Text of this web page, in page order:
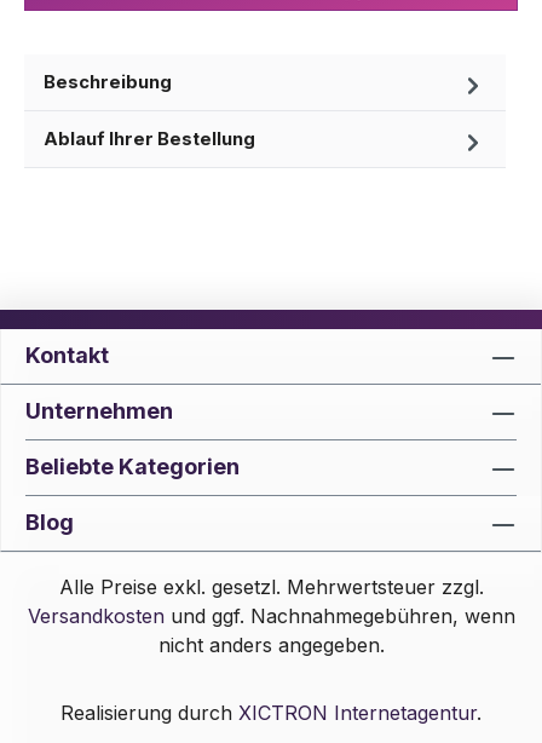
Beschreibung
Ablauf Ihrer Bestellung
Kontakt
Unternehmen
Beliebte Kategorien
Blog
Alle Preise exkl. gesetzl. Mehrwertsteuer zzgl.
Versandkostenund ggf. Nachnahmegebühren, wenn
nicht anders angegeben.
Realisierung durch XICTRON Internetagentur.